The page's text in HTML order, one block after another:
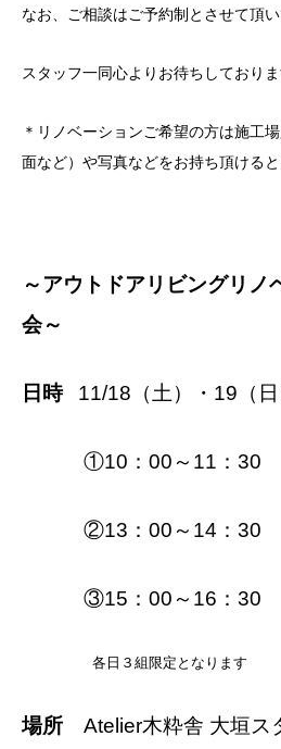
なお、ご相談はご予約制とさせて頂い
スタッフ一同心よりお待ちしておりま
＊リノベーションご希望の方は施工
面など）や写真などをお持ち頂ける
～アウトドアリビングリノ
会～
日時 11/18（土）・19（日
①10：00～11：30
②13：00～14：30
③15：00～16：30
各日３組限定となります
場所 Atelier木粋舎 大垣ス